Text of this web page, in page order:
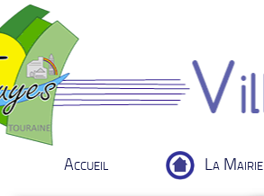
Accueil La Mairie